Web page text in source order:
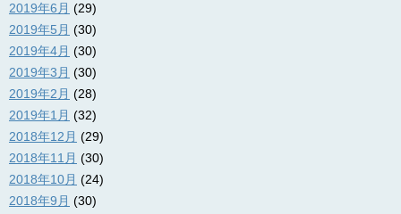
2019年6月 (29)
2019年5月 (30)
2019年4月 (30)
2019年3月 (30)
2019年2月 (28)
2019年1月 (32)
2018年12月 (29)
2018年11月 (30)
2018年10月 (24)
2018年9月 (30)